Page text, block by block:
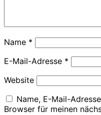
Name *
E-Mail-Adresse *
Website
Name, E-Mail-
Browser für meinen